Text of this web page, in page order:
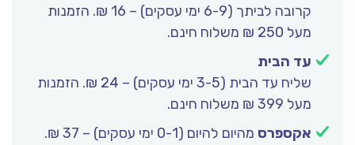
קרובה לביתך (6-9 ימי עסקים) – 16 ₪. הזמנות
מעל 250 ₪ משלוח חינם.
עד הבית
שליח עד הבית (3-5 ימי עסקים) – 24 ₪. הזמנות
מעל 399 ₪ משלוח חינם.
אקספרס מהיום להיום (0-1 ימי עסקים) – 37 ₪.